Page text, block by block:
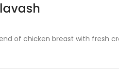
lavash – لاڤاش